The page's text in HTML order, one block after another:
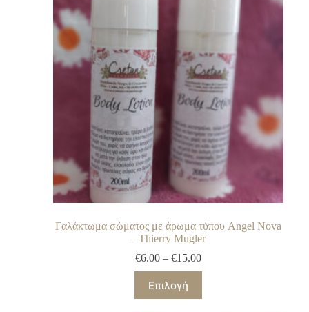
Γαλάκτωμα σώματος με άρωμα τύπου Angel Nova
– Thierry Mugler
€6.00 – €15.00
Επιλογή